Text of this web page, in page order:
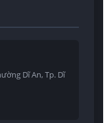
Dĩ An, Tp. Dĩ